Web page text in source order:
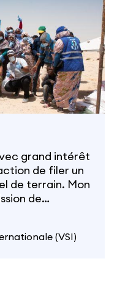
grand intérêt
de filer un
de terrain. Mon
de
(VSI)